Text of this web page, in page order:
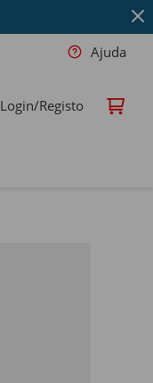
Ajuda
Login/Registo